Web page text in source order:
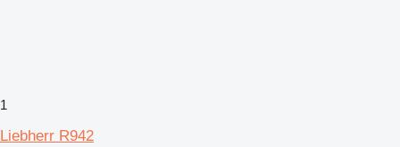
1
Liebherr R942